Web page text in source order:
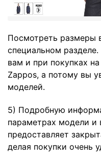
Посмотреть размеры
специальном разделе.
вам и при покупках на
Zappos, а потому вы
моделей.
5) Подробную
параметрах модели и
предоставляет
делая покупки очень